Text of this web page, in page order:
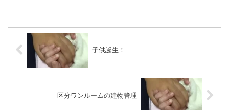
子供誕生！
区分ワンルームの建物管理